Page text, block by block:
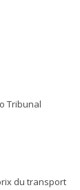
Tribunal
du transport